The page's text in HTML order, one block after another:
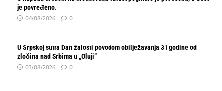
je povređeno.
04/08/2026 0
U Srpskoj sutra Dan žalosti povodom obilježavanja 31 godine od
zločina nad Srbima u „Oluji“
03/08/2026 0